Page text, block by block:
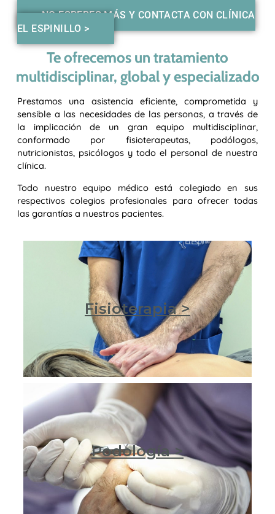
NO ESPERES MÁS Y CONTACTA CON CLÍNICA
EL ESPINILLO >
Te ofrecemos un tratamiento
multidisciplinar, global y especializado
Prestamos una asistencia eficiente, comprometida y
sensible a las necesidades de las personas, a través de
la implicación de un gran equipo multidisciplinar,
conformado por fisioterapeutas, podólogos,
nutricionistas, psicólogos y todo el personal de nuestra
clínica.
Todo nuestro equipo médico está colegiado en sus
respectivos colegios profesionales para ofrecer todas
las garantías a nuestros pacientes.
Fisioterapia >
Podología >